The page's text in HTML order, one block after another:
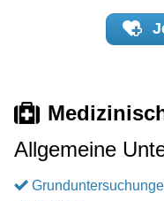
Allgemeine